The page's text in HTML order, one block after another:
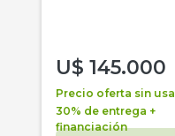
U$ 145.000
Precio oferta sin
30% de entrega +
financiación